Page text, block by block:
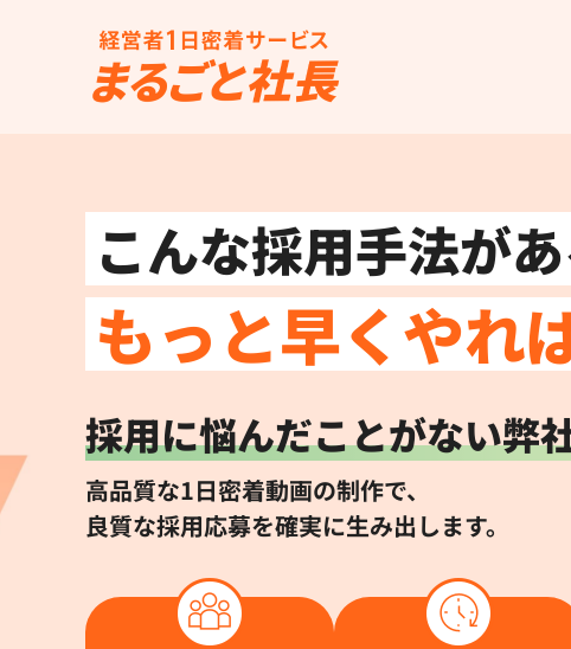
こんな採用手法があ
もっと早くやれ
採用に悩んだことがない弊
高品質な1日密着動画の制作で、
良質な採用応募を確実に生み出します。